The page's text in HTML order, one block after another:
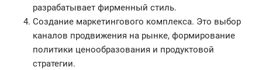
разрабатывает фирменный стиль.
Создание маркетингового комплекса. Это выбор
каналов продвижения на рынке, формирование
политики ценообразования и продуктовой
стратегии.